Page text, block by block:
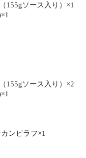
155gソース入り）×1
155gソース入り）×2
ンピラフ×1